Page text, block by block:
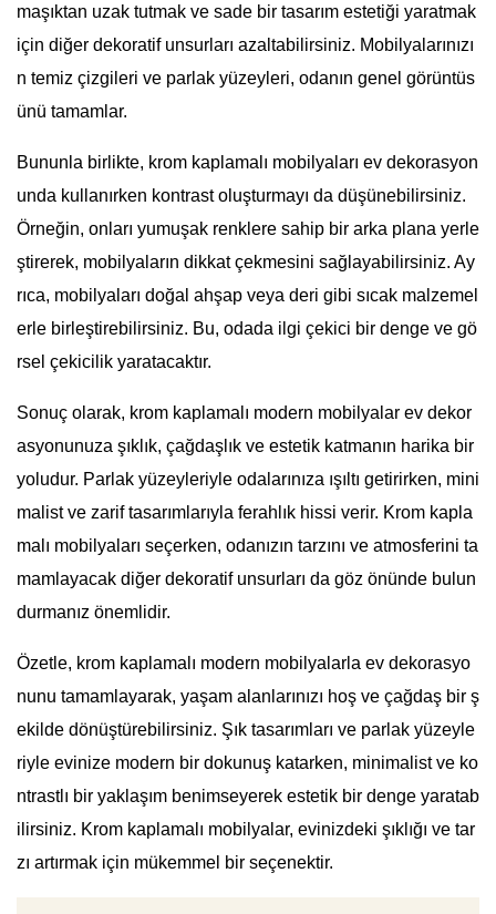
maşıktan uzak tutmak ve sade bir tasarım estetiği yaratmak
için diğer dekoratif unsurları azaltabilirsiniz. Mobilyalarınızı
n temiz çizgileri ve parlak yüzeyleri, odanın genel görüntüs
ünü tamamlar.
Bununla birlikte, krom kaplamalı mobilyaları ev dekorasyon
unda kullanırken kontrast oluşturmayı da düşünebilirsiniz.
Örneğin, onları yumuşak renklere sahip bir arka plana yerle
ştirerek, mobilyaların dikkat çekmesini sağlayabilirsiniz. Ay
rıca, mobilyaları doğal ahşap veya deri gibi sıcak malzemel
erle birleştirebilirsiniz. Bu, odada ilgi çekici bir denge ve gö
rsel çekicilik yaratacaktır.
Sonuç olarak, krom kaplamalı modern mobilyalar ev dekor
asyonunuza şıklık, çağdaşlık ve estetik katmanın harika bir
yoludur. Parlak yüzeyleriyle odalarınıza ışıltı getirirken, mini
malist ve zarif tasarımlarıyla ferahlık hissi verir. Krom kapla
malı mobilyaları seçerken, odanızın tarzını ve atmosferini ta
mamlayacak diğer dekoratif unsurları da göz önünde bulun
durmanız önemlidir.
Özetle, krom kaplamalı modern mobilyalarla ev dekorasyo
nunu tamamlayarak, yaşam alanlarınızı hoş ve çağdaş bir ş
ekilde dönüştürebilirsiniz. Şık tasarımları ve parlak yüzeyle
riyle evinize modern bir dokunuş katarken, minimalist ve ko
ntrastlı bir yaklaşım benimseyerek estetik bir denge yaratab
ilirsiniz. Krom kaplamalı mobilyalar, evinizdeki şıklığı ve tar
zı artırmak için mükemmel bir seçenektir.